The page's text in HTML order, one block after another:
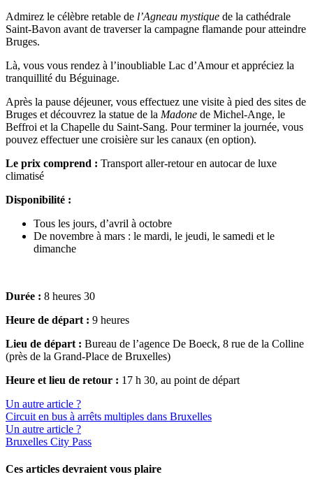
Admirez le célèbre retable de l’Agneau mystique de la cathédrale
Saint-Bavon avant de traverser la campagne flamande pour atteindre
Bruges.
Là, vous vous rendez à l’inoubliable Lac d’Amour et appréciez la
tranquillité du Béguinage.
Après la pause déjeuner, vous effectuez une visite à pied des sites de
Bruges et découvrez la statue de la Madone de Michel-Ange, le
Beffroi et la Chapelle du Saint-Sang. Pour terminer la journée, vous
pouvez effectuer une croisière sur les canaux (en option).
Le prix comprend : Transport aller-retour en autocar de luxe
climatisé
Disponibilité :
Tous les jours, d’avril à octobre
De novembre à mars : le mardi, le jeudi, le samedi et le
dimanche
Durée : 8 heures 30
Heure de départ : 9 heures
Lieu de départ : Bureau de l’agence De Boeck, 8 rue de la Colline
(près de la Grand-Place de Bruxelles)
Heure et lieu de retour : 17 h 30, au point de départ
Un autre article ?
Circuit en bus à arrêts multiples dans Bruxelles
Un autre article ?
Bruxelles City Pass
Ces articles devraient vous plaire